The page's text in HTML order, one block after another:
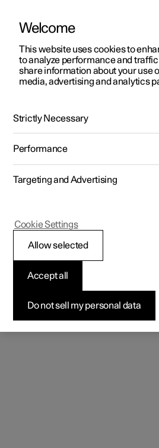
Polestar 2
Polestar 3
Polestar 4
Charging
Shop
More
Polestar 3 알아보기
시승 예약하기
빠른 출고
차량 주문하기
Polestar 4 알아보기
시승 예약하기
빠른 출고
차량 주문하기
충전 정보
공용 시설 충전
법인 판매
금융 서비스 옵션
진행중인 프로모션
빠른 출고
차량 주문
Extras (차량 액세서리)
지원, 상담 및 안내
서비스 포인트
전시장
Polestar 소개
지속가능성
최신 소식
Polestar electric
concept
Polestar는 2+2 electric roadster
반응에 큰 자부심을 느낍니다. 이 콘
혁신적인 요소 중 일부는 Polestar
Welcome
This website uses cookies to
to analyze performance and
share information about your use
media, advertising and analytics
Strictly Necessary
Performance
Targeting and Advertising
Do not sell my personal data
Accept all
Allow selected
Cookie Settings